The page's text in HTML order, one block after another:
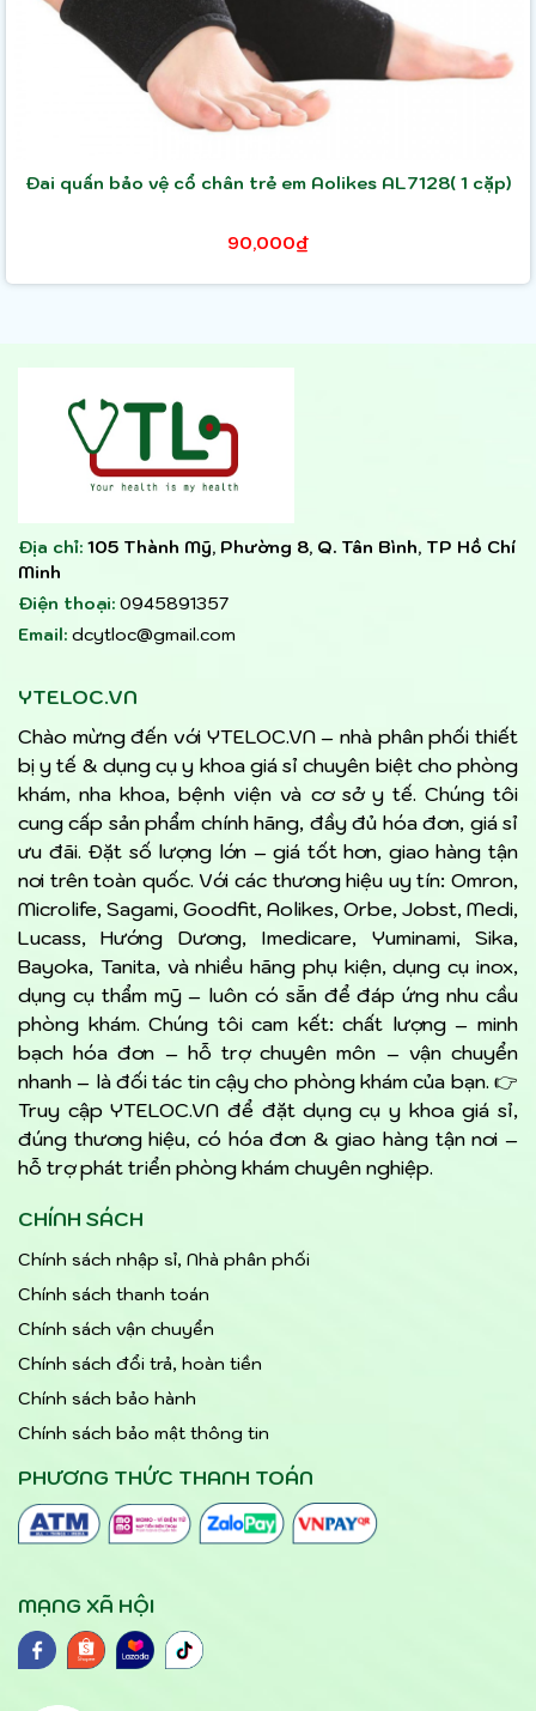
Đai quấn bảo vệ cổ chân trẻ em Aolikes AL7128( 1 cặp)
90,000₫
Địa chỉ: 105 Thành Mỹ, Phường 8, Q. Tân Bình, TP Hồ Chí
Minh
Điện thoại: 0945891357
Email: dcytloc@gmail.com
YTELOC.VN
Chào mừng đến với YTELOC.VN – nhà phân phối thiết
bị y tế & dụng cụ y khoa giá sỉ chuyên biệt cho phòng
khám, nha khoa, bệnh viện và cơ sở y tế. Chúng tôi
cung cấp sản phẩm chính hãng, đầy đủ hóa đơn, giá sỉ
ưu đãi. Đặt số lượng lớn – giá tốt hơn, giao hàng tận
nơi trên toàn quốc. Với các thương hiệu uy tín: Omron,
Microlife, Sagami, Goodfit, Aolikes, Orbe, Jobst, Medi,
Lucass, Hướng Dương, Imedicare, Yuminami, Sika,
Bayoka, Tanita, và nhiều hãng phụ kiện, dụng cụ inox,
dụng cụ thẩm mỹ – luôn có sẵn để đáp ứng nhu cầu
phòng khám. Chúng tôi cam kết: chất lượng – minh
bạch hóa đơn – hỗ trợ chuyên môn – vận chuyển
nhanh – là đối tác tin cậy cho phòng khám của bạn. 👉
Truy cập YTELOC.VN để đặt dụng cụ y khoa giá sỉ,
đúng thương hiệu, có hóa đơn & giao hàng tận nơi –
hỗ trợ phát triển phòng khám chuyên nghiệp.
CHÍNH SÁCH
Chính sách nhập sỉ, Nhà phân phối
Chính sách thanh toán
Chính sách vận chuyển
Chính sách đổi trả, hoàn tiền
Chính sách bảo hành
Chính sách bảo mật thông tin
PHƯƠNG THỨC THANH TOÁN
MẠNG XÃ HỘI